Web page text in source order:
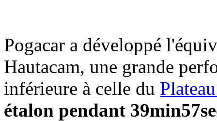
Pogacar a développé
Hautacam, une grande
inférieure à celle du
étalon pendant